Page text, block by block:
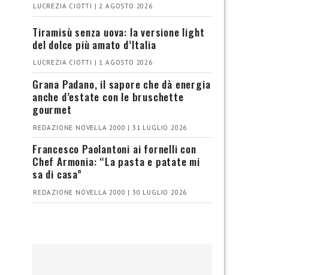
LUCREZIA CIOTTI | 2 AGOSTO 2026
Tiramisù senza uova: la versione light
del dolce più amato d’Italia
LUCREZIA CIOTTI | 1 AGOSTO 2026
Grana Padano, il sapore che dà energia
anche d’estate con le bruschette
gourmet
REDAZIONE NOVELLA 2000 | 31 LUGLIO 2026
Francesco Paolantoni ai fornelli con
Chef Armonia: “La pasta e patate mi
sa di casa”
REDAZIONE NOVELLA 2000 | 30 LUGLIO 2026